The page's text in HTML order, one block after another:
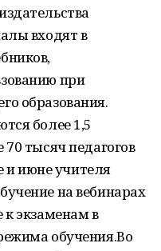
входят в
при
образования.
более 1,5
тысяч педагогов
и июне учителя
на вебинарах
к экзаменам в
обучения.Во